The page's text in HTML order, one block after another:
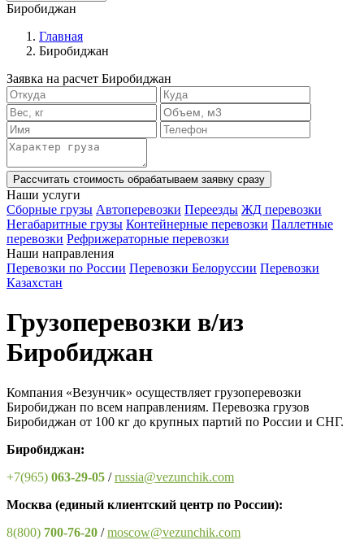
Биробиджан
Главная
Биробиджан
Заявка на расчет Биробиджан
Рассчитать стоимость обрабатываем заявку сразу
Наши услуги
Сборные грузы Автоперевозки Переезды ЖД перевозки
Негабаритные грузы Контейнерные перевозки Паллетные
перевозки Рефрижераторные перевозки
Наши направления
Перевозки по России Перевозки Белоруссии Перевозки
Казахстан
Грузоперевозки в/из
Биробиджан
Компания «Везунчик» осуществляет грузоперевозки
Биробиджан по всем направлениям. Перевозка грузов
Биробиджан от 100 кг до крупных партий по России и СНГ.
Биробиджан:
+7(965) 063-29-05 /russia@vezunchik.com
Москва (единый клиентский центр по России):
8(800) 700-76-20 /moscow@vezunchik.com